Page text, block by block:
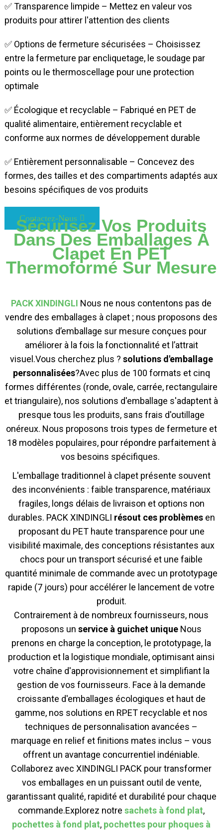
✅ Transparence limpide – Mettez en valeur vos
produits pour attirer l'attention des clients
✅ Options de fermeture sécurisées – Choisissez
entre la fermeture par encliquetage, le soudage par
points ou le thermoscellage pour une protection
optimale
✅ Écologique et recyclable – Fabriqué en PET de
qualité alimentaire, entièrement recyclable et
conforme aux normes de développement durable
✅ Entièrement personnalisable – Concevez des
formes, des tailles et des compartiments adaptés aux
besoins spécifiques de vos produits
Contactez-Nous
Sécurisez Vos Produits
Dans Des Emballages À
Clapet En PET
Thermoformé Sur Mesure
PACK XINDINGLI Nous ne nous contentons pas de
vendre des emballages à clapet ; nous proposons des
solutions d’emballage sur mesure conçues pour
améliorer à la fois la fonctionnalité et l’attrait
visuel.Vous cherchez plus ? solutions d'emballage
personnalisées?Avec plus de 100 formats et cinq
formes différentes (ronde, ovale, carrée, rectangulaire
et triangulaire), nos solutions d'emballage s'adaptent à
presque tous les produits, sans frais d'outillage
onéreux. Nous proposons trois types de fermeture et
18 modèles populaires, pour répondre parfaitement à
vos besoins spécifiques.
L'emballage traditionnel à clapet présente souvent
des inconvénients : faible transparence, matériaux
fragiles, longs délais de livraison et options non
durables. PACK XINDINGLI résout ces problèmesen
proposant du PET haute transparence pour une
visibilité maximale, des conceptions résistantes aux
chocs pour un transport sécurisé et une faible
quantité minimale de commande avec un prototypage
rapide (7 jours) pour accélérer le lancement de votre
produit.
Contrairement à de nombreux fournisseurs, nous
proposons un service à guichet uniqueNous
prenons en charge la conception, le prototypage, la
production et la logistique mondiale, optimisant ainsi
votre chaîne d'approvisionnement et simplifiant la
gestion de vos fournisseurs. Face à la demande
croissante d'emballages écologiques et haut de
gamme, nos solutions en RPET recyclable et nos
techniques de personnalisation avancées –
marquage en relief et finitions mates inclus – vous
offrent un avantage concurrentiel indéniable.
Collaborez avec XINDINGLI PACK pour transformer
vos emballages en un puissant outil de vente,
garantissant qualité, rapidité et durabilité pour chaque
commande.Explorez notresachets à fond plat,
pochettes à fond plat, pochettes pour phoques à